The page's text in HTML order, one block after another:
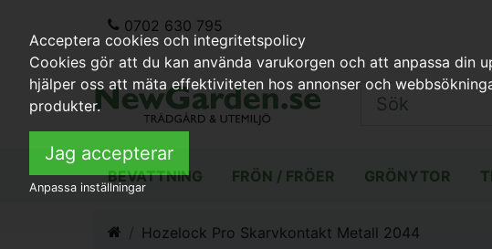
0702 630 795
BEVATTNING FRÖN / FRÖER GRÖNYTOR
Hozelock Pro Skarvkontakt Metall 2044
Acceptera cookies och integritetspolicy
Cookies gör att du kan använda varukorgen och att anpassa din
hjälper oss att mäta effektiviteten hos annonser och
produkter.
Jag accepterar
Anpassa inställningar